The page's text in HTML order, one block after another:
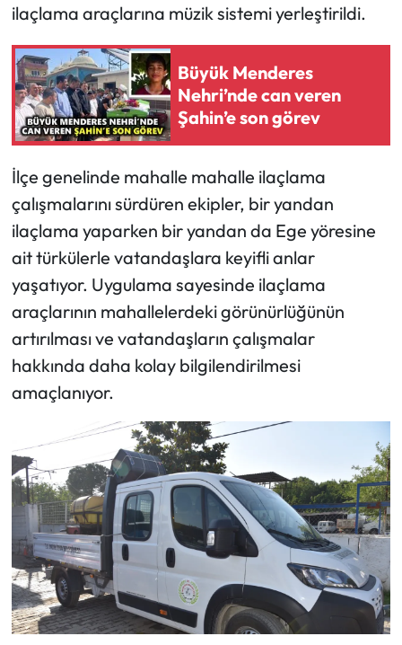
ilaçlama araçlarına müzik sistemi yerleştirildi.
Büyük Menderes
Nehri’nde can veren
Şahin’e son görev
İlçe genelinde mahalle mahalle ilaçlama
çalışmalarını sürdüren ekipler, bir yandan
ilaçlama yaparken bir yandan da Ege yöresine
ait türkülerle vatandaşlara keyifli anlar
yaşatıyor. Uygulama sayesinde ilaçlama
araçlarının mahallelerdeki görünürlüğünün
artırılması ve vatandaşların çalışmalar
hakkında daha kolay bilgilendirilmesi
amaçlanıyor.